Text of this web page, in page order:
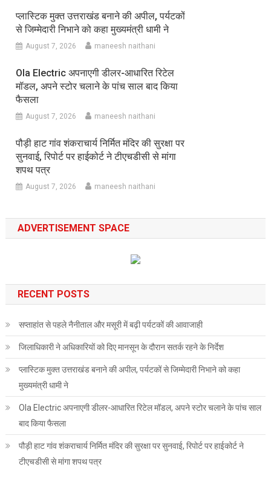
प्लास्टिक मुक्त उत्तराखंड बनाने की अपील, पर्यटकों
से जिम्मेदारी निभाने को कहा मुख्यमंत्री धामी ने
August 7, 2026 maneesh naithani
Ola Electric अपनाएगी डीलर-आधारित रिटेल
मॉडल, अपने स्टोर चलाने के पांच साल बाद किया
फैसला
August 7, 2026 maneesh naithani
पौड़ी हाट गांव शंकराचार्य निर्मित मंदिर की सुरक्षा पर
सुनवाई, रिपोर्ट पर हाईकोर्ट ने टीएचडीसी से मांगा
शपथ पत्र
August 7, 2026 maneesh naithani
ADVERTISEMENT SPACE
RECENT POSTS
सप्ताहांत से पहले नैनीताल और मसूरी में बढ़ी पर्यटकों की आवाजाही
जिलाधिकारी ने अधिकारियों को दिए मानसून के दौरान सतर्क रहने के निर्देश
प्लास्टिक मुक्त उत्तराखंड बनाने की अपील, पर्यटकों से जिम्मेदारी निभाने को कहा
मुख्यमंत्री धामी ने
Ola Electric अपनाएगी डीलर-आधारित रिटेल मॉडल, अपने स्टोर चलाने के पांच साल
बाद किया फैसला
पौड़ी हाट गांव शंकराचार्य निर्मित मंदिर की सुरक्षा पर सुनवाई, रिपोर्ट पर हाईकोर्ट ने
टीएचडीसी से मांगा शपथ पत्र